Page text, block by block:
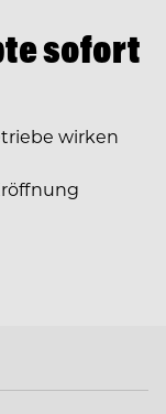
sofort
wirken